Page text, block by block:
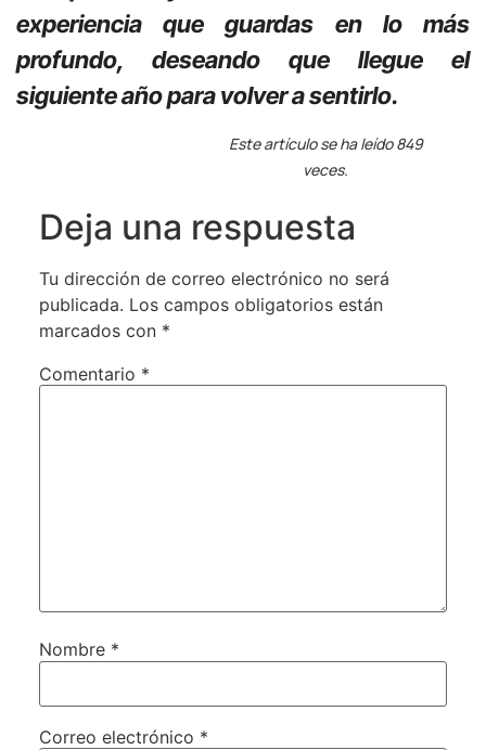
experiencia que guardas en lo más
profundo, deseando que llegue el
siguiente año para volver a sentirlo.
Este artículo se ha leído 849
veces.
Deja una respuesta
Tu dirección de correo electrónico no será
publicada. Los campos obligatorios están
marcados con *
Comentario *
Nombre *
Correo electrónico *